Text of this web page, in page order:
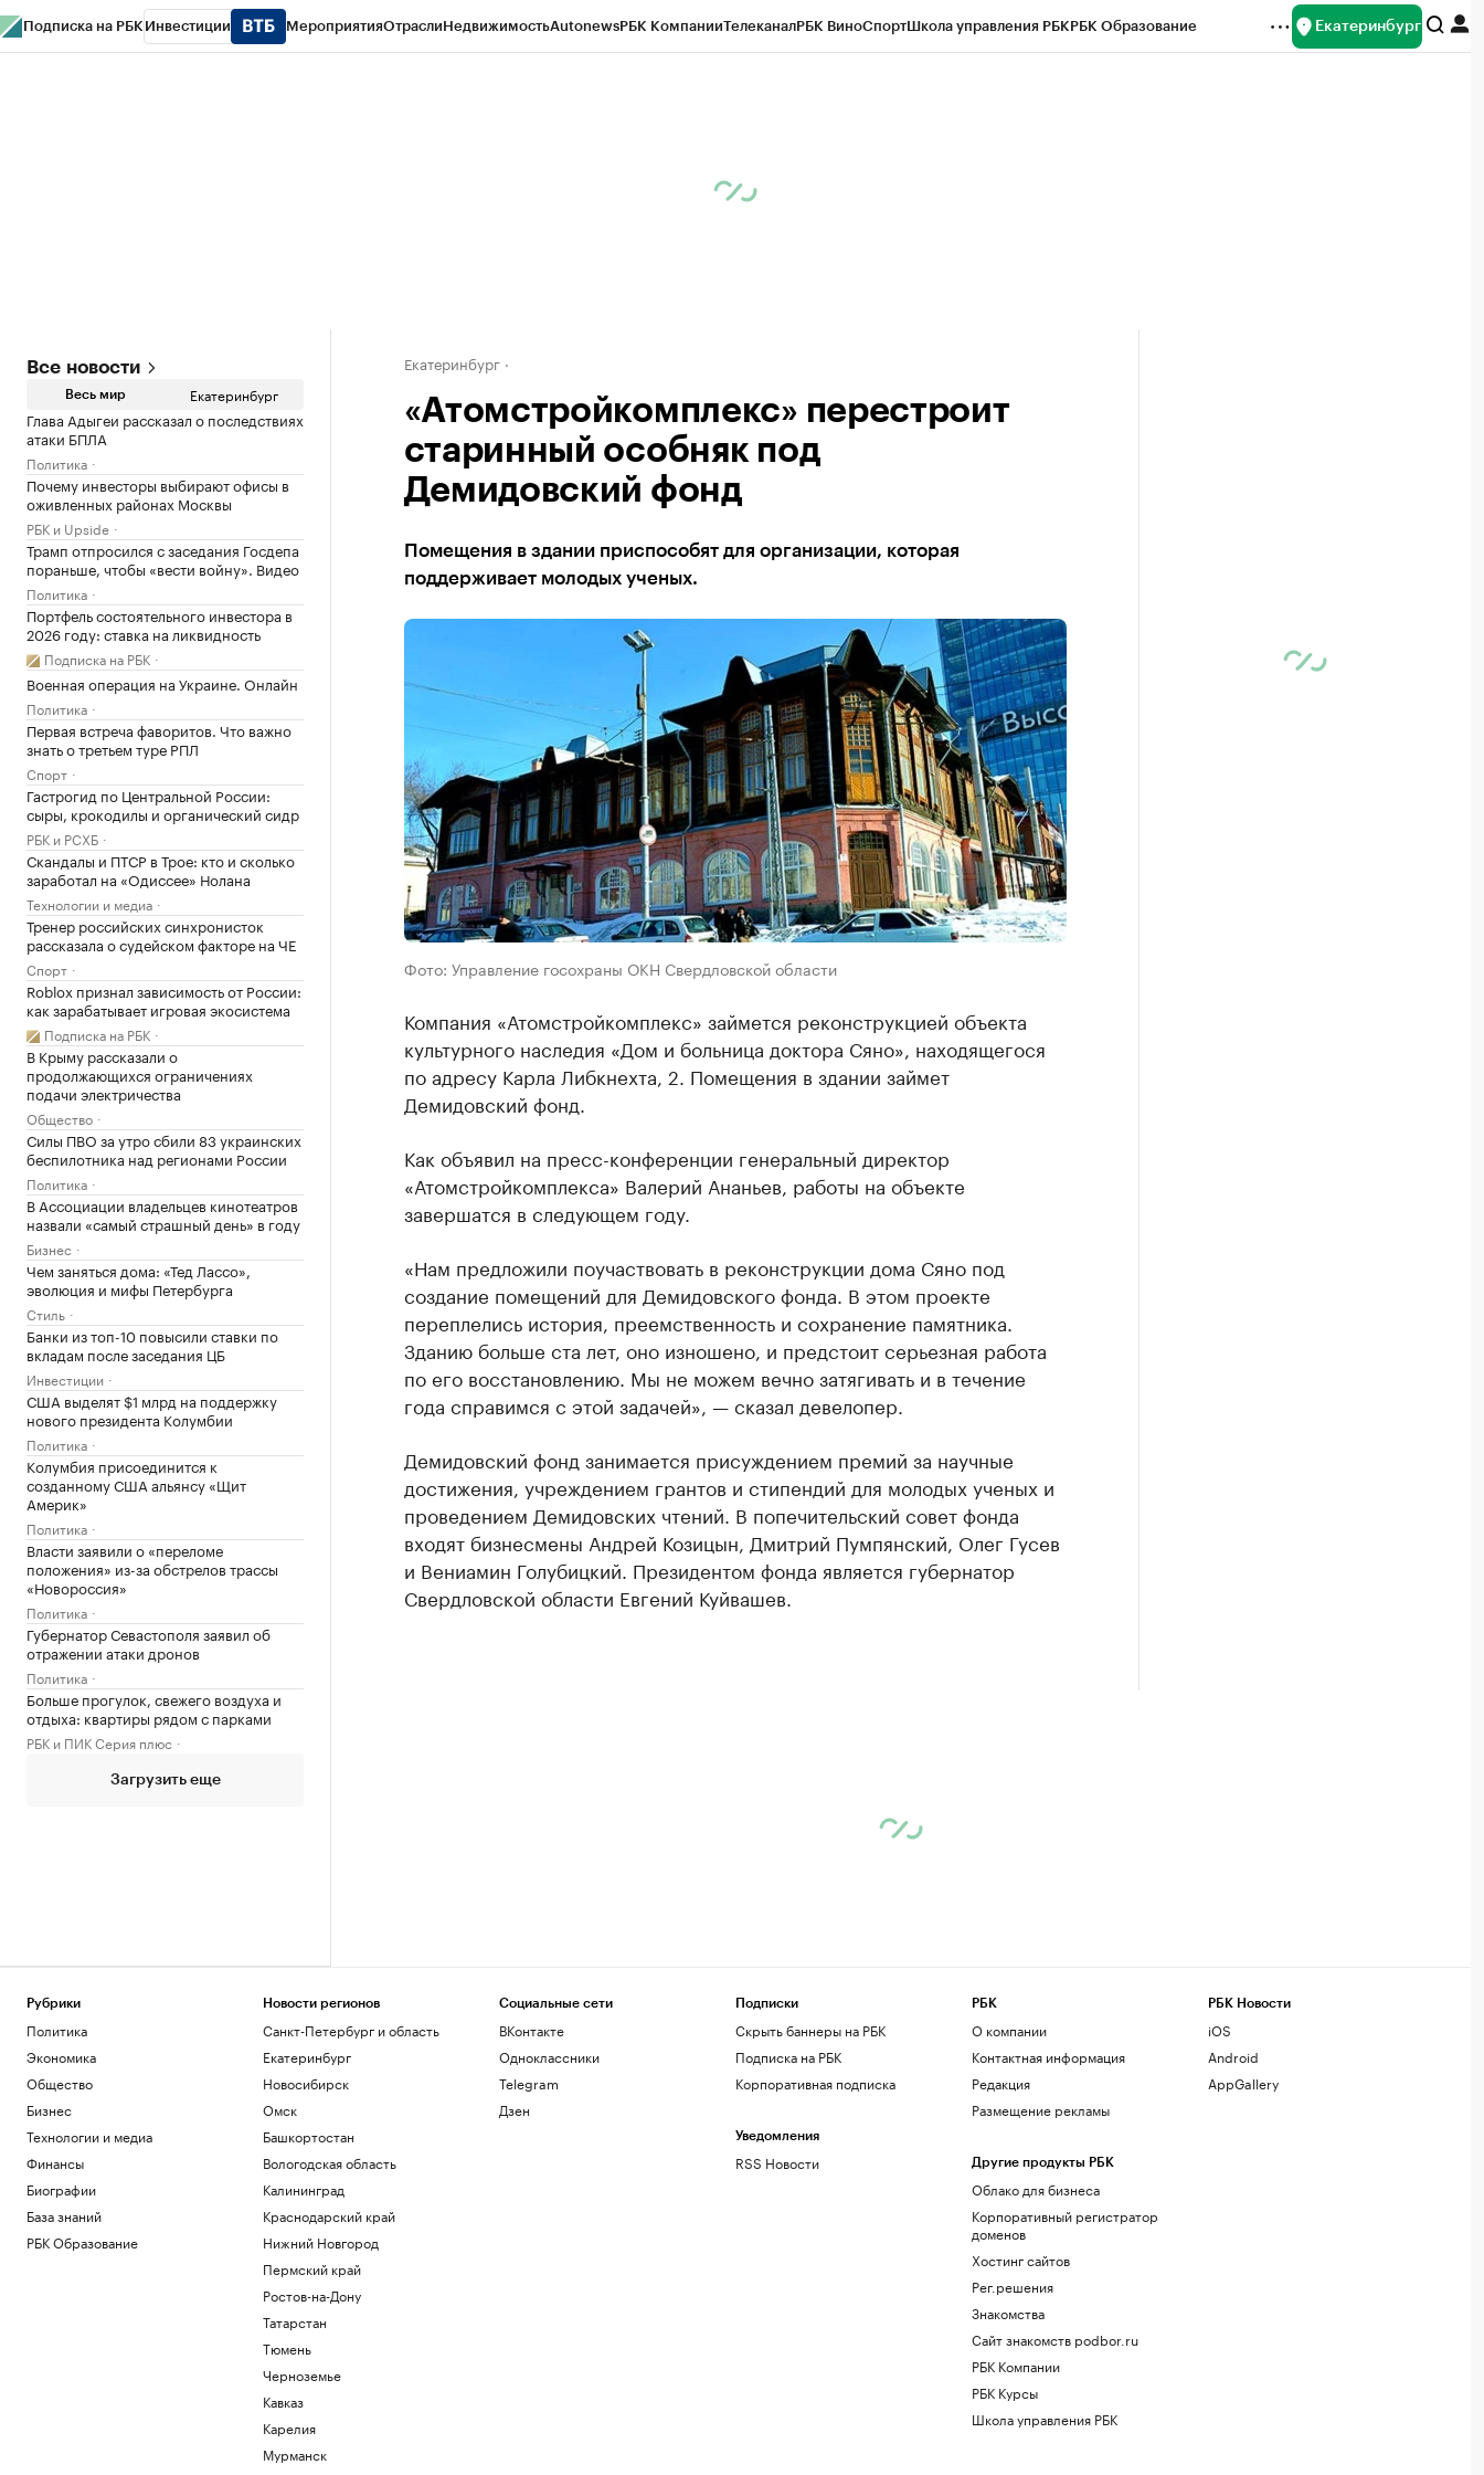
Подписка на РБК Инвестиции МероприятияОтраслиНедвижимостьAutonewsРБК КомпанииТелеканалРБК ВиноСпортШкола управления РБКРБК Образование Екатеринбург
Все новости
Весь мир Екатеринбург
Глава Адыгеи рассказал о последствиях
атаки БПЛА
Политика
Почему инвесторы выбирают офисы в
оживленных районах Москвы
РБК и Upside
Трамп отпросился с заседания Госдепа
пораньше, чтобы «вести войну». Видео
Политика
Портфель состоятельного инвестора в
2026 году: ставка на ликвидность
Подписка на РБК
Военная операция на Украине. Онлайн
Политика
Первая встреча фаворитов. Что важно
знать о третьем туре РПЛ
Спорт
Гастрогид по Центральной России:
сыры, крокодилы и органический сидр
РБК и РСХБ
Скандалы и ПТСР в Трое: кто и сколько
заработал на «Одиссее» Нолана
Технологии и медиа
Тренер российских синхронисток
рассказала о судейском факторе на ЧЕ
Спорт
Roblox признал зависимость от России:
как зарабатывает игровая экосистема
Подписка на РБК
В Крыму рассказали о
продолжающихся ограничениях
подачи электричества
Общество
Силы ПВО за утро сбили 83 украинских
беспилотника над регионами России
Политика
В Ассоциации владельцев кинотеатров
назвали «самый страшный день» в году
Бизнес
Чем заняться дома: «Тед Лассо»,
эволюция и мифы Петербурга
Стиль
Банки из топ-10 повысили ставки по
вкладам после заседания ЦБ
Инвестиции
США выделят $1 млрд на поддержку
нового президента Колумбии
Политика
Колумбия присоединится к
созданному США альянсу «Щит
Америк»
Политика
Власти заявили о «переломе
положения» из-за обстрелов трассы
«Новороссия»
Политика
Губернатор Севастополя заявил об
отражении атаки дронов
Политика
Больше прогулок, свежего воздуха и
отдыха: квартиры рядом с парками
РБК и ПИК Серия плюс
Загрузить еще
Екатеринбург
«Атомстройкомплекс» перестроит
старинный особняк под
Демидовский фонд
Помещения в здании приспособят для организации, которая
поддерживает молодых ученых.
Фото: Управление госохраны ОКН Свердловской области
Компания «Атомстройкомплекс» займется реконструкцией объекта
культурного наследия «Дом и больница доктора Сяно», находящегося
по адресу Карла Либкнехта, 2. Помещения в здании займет
Демидовский фонд.
Как объявил на пресс-конференции генеральный директор
«Атомстройкомплекса» Валерий Ананьев, работы на объекте
завершатся в следующем году.
«Нам предложили поучаствовать в реконструкции дома Сяно под
создание помещений для Демидовского фонда. В этом проекте
переплелись история, преемственность и сохранение памятника.
Зданию больше ста лет, оно изношено, и предстоит серьезная работа
по его восстановлению. Мы не можем вечно затягивать и в течение
года справимся с этой задачей», — сказал девелопер.
Демидовский фонд занимается присуждением премий за научные
достижения, учреждением грантов и стипендий для молодых ученых и
проведением Демидовских чтений. В попечительский совет фонда
входят бизнесмены Андрей Козицын, Дмитрий Пумпянский, Олег Гусев
и Вениамин Голубицкий. Президентом фонда является губернатор
Свердловской области Евгений Куйвашев.
Рубрики
Политика
Экономика
Общество
Бизнес
Технологии и медиа
Финансы
Биографии
База знаний
РБК Образование
Новости регионов
Санкт-Петербург и область
Екатеринбург
Новосибирск
Омск
Башкортостан
Вологодская область
Калининград
Краснодарский край
Нижний Новгород
Пермский край
Ростов-на-Дону
Татарстан
Тюмень
Черноземье
Кавказ
Карелия
Мурманск
Социальные сети
ВКонтакте
Одноклассники
Telegram
Дзен
Подписки
Скрыть баннеры на РБК
Подписка на РБК
Корпоративная подписка
Уведомления
RSS Новости
РБК
О компании
Контактная информация
Редакция
Размещение рекламы
Другие продукты РБК
Облако для бизнеса
Корпоративный регистратор
доменов
Хостинг сайтов
Рег.решения
Знакомства
Сайт знакомств podbor.ru
РБК Компании
РБК Курсы
Школа управления РБК
РБК Новости
iOS
Android
AppGallery